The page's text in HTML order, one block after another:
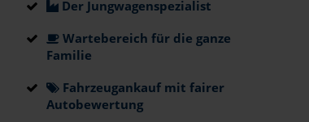
Der Jungwagenspezialist
Wartebereich für die ganze
Familie
Fahrzeugankauf mit fairer
Autobewertung